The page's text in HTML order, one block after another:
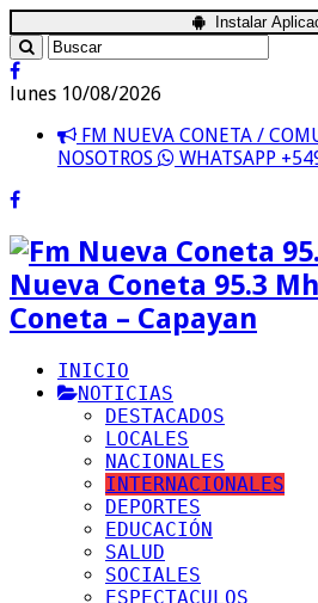
Instalar
lunes 10/08/2026
FM NUEVA CONETA /
NOSOTROS
WHATSAPP
Nueva Coneta 95.3
Coneta – Capayan
INICIO
NOTICIAS
DESTACADOS
LOCALES
NACIONALES
INTERNACIONALES
DEPORTES
EDUCACIÓN
SALUD
SOCIALES
ESPECTACULOS